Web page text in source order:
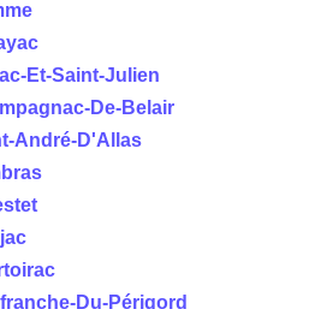
Et-Saint-Julien
De-Belair
André-D'Allas
Du-Périgord